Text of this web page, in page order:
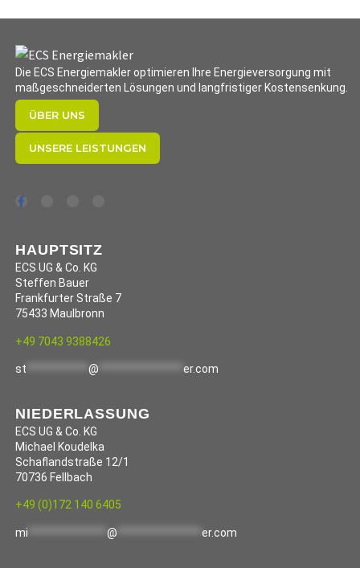
Die ECS Energiemakler optimieren Ihre Energieversorgung mit
maßgeschneiderten Lösungen und langfristiger Kostensenkung.
ÜBER UNS
UNSERE LEISTUNGEN
HAUPTSITZ
ECS UG & Co. KG
Steffen Bauer
Frankfurter Straße 7
75433 Maulbronn
+49 7043 9388426
st @ er.com
NIEDERLASSUNG
ECS UG & Co. KG
Michael Koudelka
Schaflandstraße 12/1
70736 Fellbach
+49 (0)172 140 6405
mi @ er.com